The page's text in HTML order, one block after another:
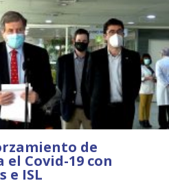
de
Covid-19 con
e ISL